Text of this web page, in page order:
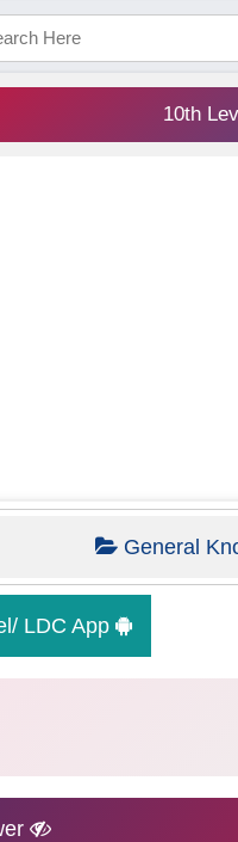
10th
General
LDC App